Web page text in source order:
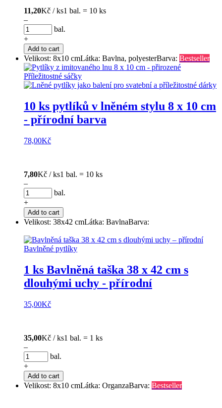
11,20Kč / ks1 bal. = 10 ks
–
bal.
+
Add to cart
Velikost: 8x10 cmLátka: Bavlna, polyesterBarva: Bestseller
10 ks pytlíků v lněném stylu 8 x 10 cm
- přírodní barva
78,00Kč
7,80Kč / ks1 bal. = 10 ks
–
bal.
+
Add to cart
Velikost: 38x42 cmLátka: BavlnaBarva:
1 ks Bavlněná taška 38 x 42 cm s
dlouhými uchy - přírodní
35,00Kč
35,00Kč / ks1 bal. = 1 ks
–
bal.
+
Add to cart
Velikost: 8x10 cmLátka: OrganzaBarva: Bestseller